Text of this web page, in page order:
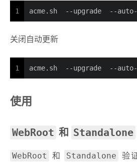
1 acme.sh  --upgrade  --auto-
关闭自动更新
1 acme.sh  --upgrade  --auto-
使用
WebRoot 和 Standalone
WebRoot 和 Standalone 验